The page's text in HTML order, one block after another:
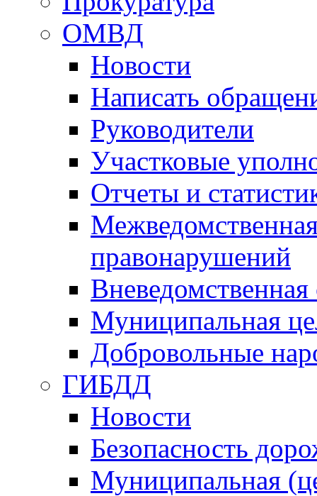
ОМВД
Новости
Написать
Руководители
Участковые
Отчеты и
правонарушений
Вневедомственная
Муниципальная
Добровольные
ГИБДД
Новости
Безопасность
Муниципальная